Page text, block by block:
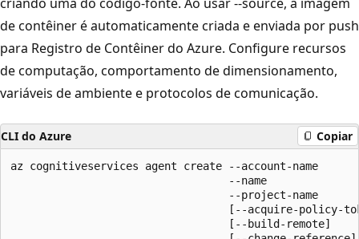
de contêiner é automaticamente criada e enviada por push
para Registro de Contêiner do Azure. Configure recursos
de computação, comportamento de dimensionamento,
variáveis de ambiente e protocolos de comunicação.
CLI do Azure Copiar
az cognitiveservices agent create --account-name
                                  --name
                                  --project-name
[--acquire-policy-
                                  [--build-remote]